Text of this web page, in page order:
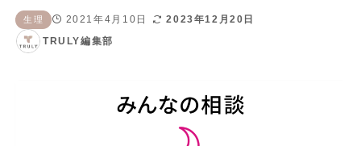
生理 2021年4月10日
2023年12月20日
TRULY編集部